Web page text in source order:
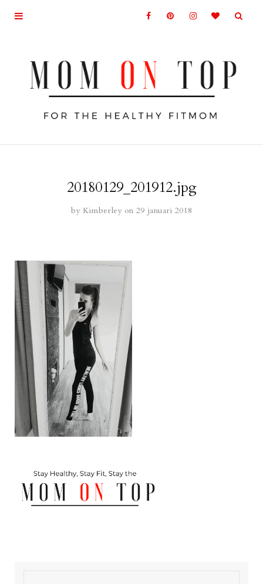
20180129_201912.jpg
by Kimberley on 29 januari 2018